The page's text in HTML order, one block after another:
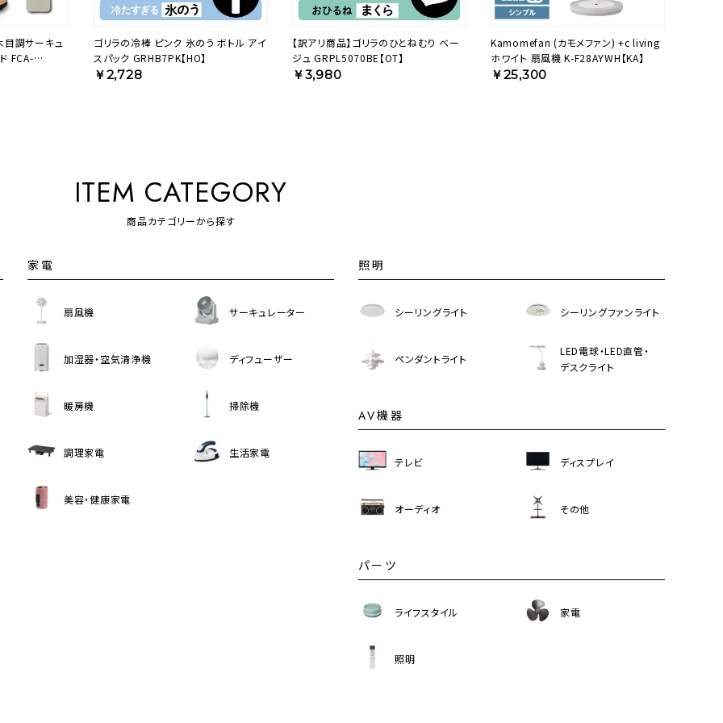
調サーキュ
FCA-
ゴリラの冷棒 ピンク 氷のう ボトル アイ
スパック GRHB7PK【HO】
￥2,728
【訳アリ商品】ゴリラのひとねむり ベー
ジュ GRPL5070BE【OT】
￥3,980
Kamomefan (カモメファン) +c living
ホワイト 扇風機 K-F28AYWH【KA】
￥25,300
ITEM CATEGORY
商品カテゴリーから探す
家電
扇風機 サーキュレーター
加湿器・空気清浄機 ディフューザー
暖房機 掃除機
調理家電 生活家電
美容・健康家電
照明
シーリングライト シーリングファンライト
ペンダントライト
LED電球・LED直管・
デスクライト
AV機器
テレビ ディスプレイ
オーディオ その他
パーツ
ライフスタイル 家電
照明